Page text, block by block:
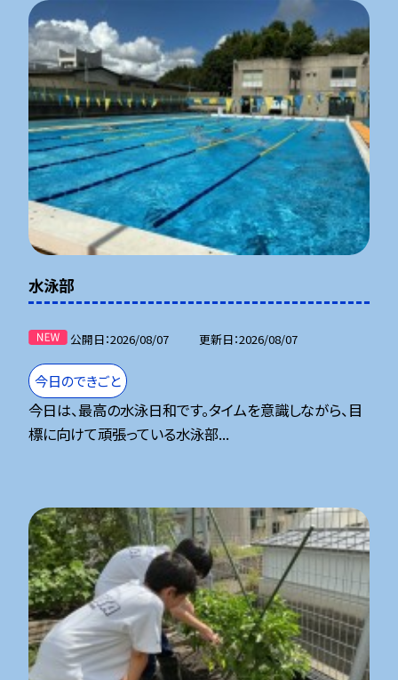
水泳部
公開日 2026/08/07 更新日 2026/08/07
今日のできごと
今日は、最高の水泳日和です。タイムを意識しながら、目
標に向けて頑張っている水泳部...